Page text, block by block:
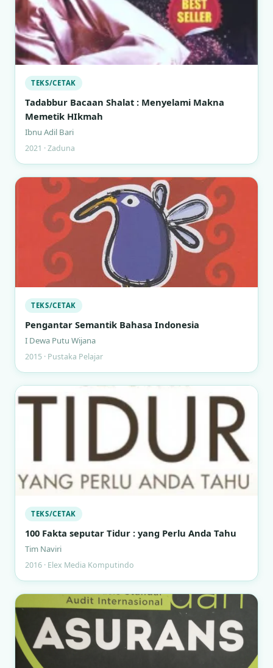
TEKS/CETAK
Tadabbur Bacaan Shalat : Menyelami Makna
Memetik HIkmah
Ibnu Adil Bari
2021 · Zaduna
TEKS/CETAK
Pengantar Semantik Bahasa Indonesia
I Dewa Putu Wijana
2015 · Pustaka Pelajar
TEKS/CETAK
100 Fakta seputar Tidur : yang Perlu Anda Tahu
Tim Naviri
2016 · Elex Media Komputindo